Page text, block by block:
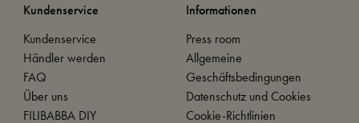
Kundenservice
Kundenservice
Händler werden
FAQ
Über uns
FILIBABBA DIY
Informationen
Press room
Allgemeine
Geschäftsbedingungen
Datenschutz und Cookies
Cookie-Richtlinien